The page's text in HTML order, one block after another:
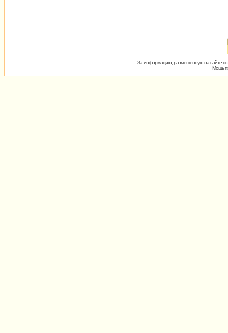
За информацию, размещённую на сайте
Мощь